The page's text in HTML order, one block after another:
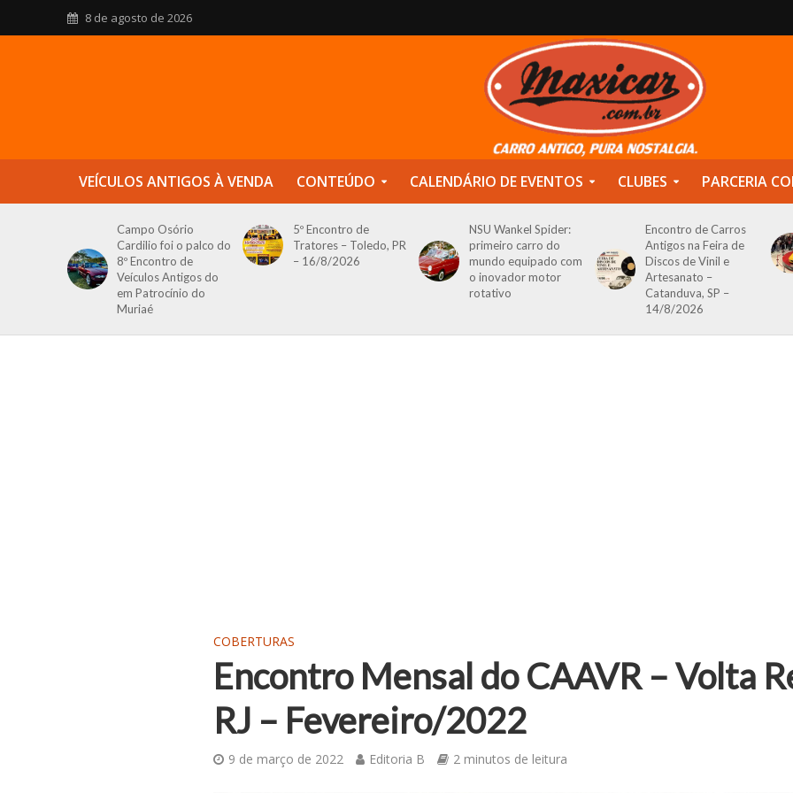
8 de agosto de 2026
VEÍCULOS ANTIGOS À VENDA CONTEÚDO CALENDÁRIO DE EVENTOS CLUBES PARCERIA
Campo Osório
Cardilio foi o palco do
8º Encontro de
Veículos Antigos do
em Patrocínio do
Muriaé
5º Encontro de
Tratores – Toledo, PR
– 16/8/2026
NSU Wankel Spider:
primeiro carro do
mundo equipado com
o inovador motor
rotativo
Encontro de Carros
Antigos na Feira de
Discos de Vinil e
Artesanato –
Catanduva, SP –
14/8/2026
COBERTURAS
Encontro Mensal do CAAVR – Volta
RJ – Fevereiro/2022
9 de março de 2022 Editoria B 2 minutos de leitura